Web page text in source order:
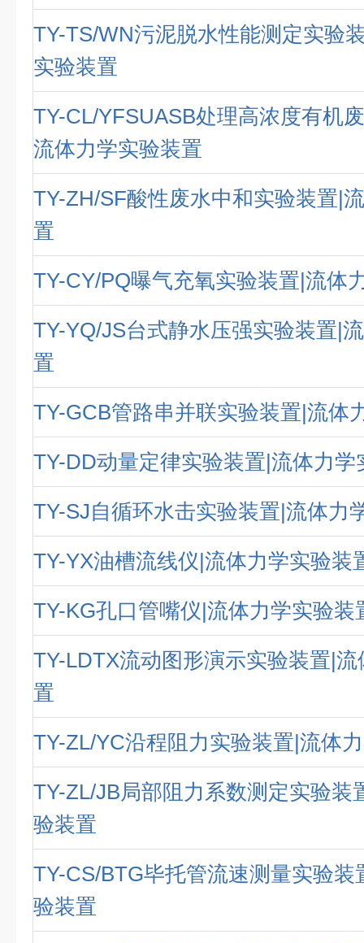
TY-TS/WN污泥脱水性能测定实验
实验装置
TY-CL/YFSUASB处理高浓度有机
流体力学实验装置
TY-ZH/SF酸性废水中和实验装置|
置
TY-CY/PQ曝气充氧实验装置|流体
TY-YQ/JS台式静水压强实验装置|
置
TY-GCB管路串并联实验装置|流体
TY-DD动量定律实验装置|流体力学
TY-SJ自循环水击实验装置|流体力
TY-YX油槽流线仪|流体力学实验装
TY-KG孔口管嘴仪|流体力学实验装
TY-LDTX流动图形演示实验装置|
置
TY-ZL/YC沿程阻力实验装置|流体
TY-ZL/JB局部阻力系数测定实验装
验装置
TY-CS/BTG毕托管流速测量实验装
验装置